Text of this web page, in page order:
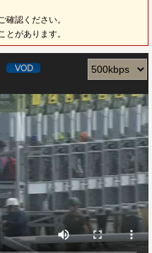
確認ください。
とがあります。